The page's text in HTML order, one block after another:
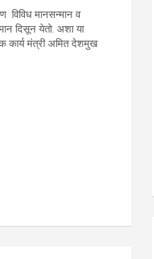
विविध मानसन्मान व
दिसून येतो. अशा या
कार्य मंत्री अमित देशमुख